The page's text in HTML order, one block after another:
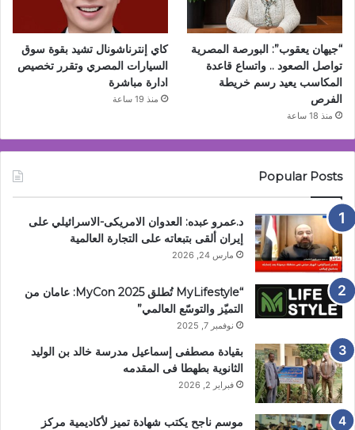
“جيهان يعقوب”: البورصة المصرية
تواصل الصعود .. واتساع قاعدة
المكاسب يعيد رسم خريطة
الفرص
منذ 18 ساعة
كاي إنترناشونال تشيد بقوة سوق
السيارات المصري وتقرر تخصيص
ادارة مباشرة
منذ 19 ساعة
Popular Posts
د.عمرو عبده: العدوان الامريكى-الاسرائيلي على
إيران ألقى بتبعاته على التجارة العالمية
مارس 24, 2026
“MyLifestyle تُطلق MyCon 2025: عامان من
التميّز والتوسّع العالمي”
نوفمبر 7, 2025
بقيادة مصطفى إسماعيل مدرسة خالد بن الوليد
الثانوية بطهطا فى المقدمه
فبراير 2, 2026
موسم ناجح يكتب شهادة تميز لأكاديمية مركز